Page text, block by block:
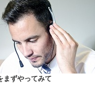
まずやってみて